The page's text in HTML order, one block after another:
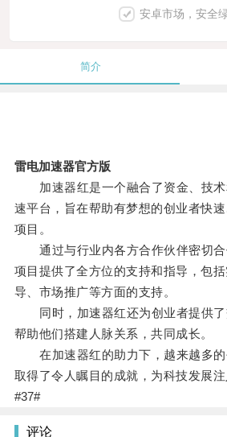
安卓市场，安全
简介
雷电加速器官方版
加速器红是一个融合了资金、技术
速平台，旨在帮助有梦想的创业者快
项目。
通过与行业内各方合作伙伴密切合
项目提供了全方位的支持和指导，包
导、市场推广等方面的支持。
同时，加速器红还为创业者提供了
帮助他们搭建人脉关系，共同成长。
在加速器红的助力下，越来越多的
取得了令人瞩目的成就，为科技发展注
#37#
评论